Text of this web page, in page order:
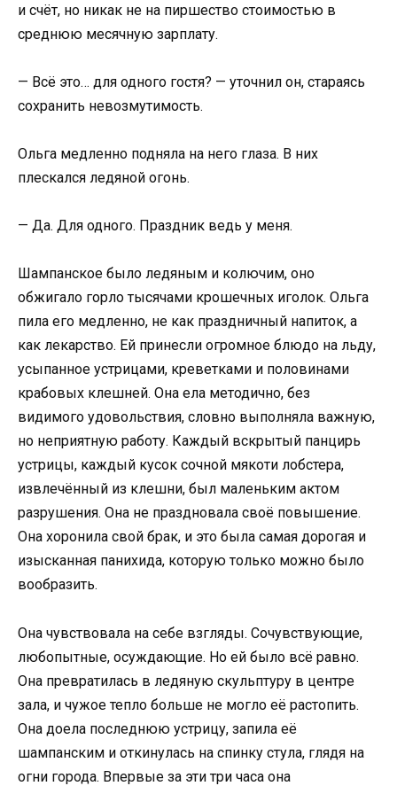
и счёт, но никак не на пиршество стоимостью в
среднюю месячную зарплату.
— Всё это… для одного гостя? — уточнил он, стараясь
сохранить невозмутимость.
Ольга медленно подняла на него глаза. В них
плескался ледяной огонь.
— Да. Для одного. Праздник ведь у меня.
Шампанское было ледяным и колючим, оно
обжигало горло тысячами крошечных иголок. Ольга
пила его медленно, не как праздничный напиток, а
как лекарство. Ей принесли огромное блюдо на льду,
усыпанное устрицами, креветками и половинами
крабовых клешней. Она ела методично, без
видимого удовольствия, словно выполняла важную,
но неприятную работу. Каждый вскрытый панцирь
устрицы, каждый кусок сочной мякоти лобстера,
извлечённый из клешни, был маленьким актом
разрушения. Она не праздновала своё повышение.
Она хоронила свой брак, и это была самая дорогая и
изысканная панихида, которую только можно было
вообразить.
Она чувствовала на себе взгляды. Сочувствующие,
любопытные, осуждающие. Но ей было всё равно.
Она превратилась в ледяную скульптуру в центре
зала, и чужое тепло больше не могло её растопить.
Она доела последнюю устрицу, запила её
шампанским и откинулась на спинку стула, глядя на
огни города. Впервые за эти три часа она